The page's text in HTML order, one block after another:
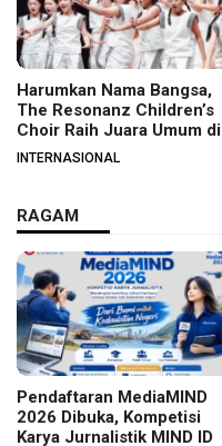
Harumkan Nama Bangsa,
The Resonanz Children’s
Choir Raih Juara Umum di
Hungaria
INTERNASIONAL
RAGAM
Pendaftaran MediaMIND
2026 Dibuka, Kompetisi
Karya Jurnalistik MIND ID